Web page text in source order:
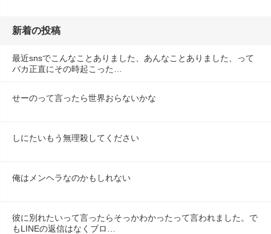
新着の投稿
最近snsでこんなことありました、あんなことありました、って
バカ正直にその時起こった…
せーのって言ったら世界おらないかな
しにたいもう無理殺してください
俺はメンヘラなのかもしれない
彼に別れたいって言ったらそっかわかったって言われました。で
もLINEの返信はなくブロ…